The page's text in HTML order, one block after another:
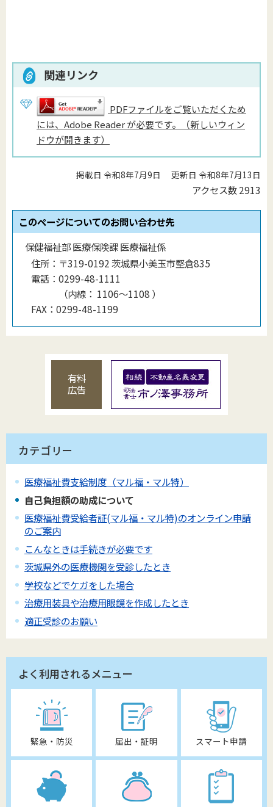
関連リンク
PDFファイルをご覧いただくため
には、Adobe Reader が必要です。（新しいウィン
ドウが開きます）
掲載日 令和8年7月9日 更新日 令和8年7月13日
アクセス数2913
このページについてのお問い合わせ先
保健福祉部 医療保険課 医療福祉係
住所： 〒319-0192 茨城県小美玉市堅倉835
電話： 0299-48-1111
（内線 ： 1106～1108 ）
FAX： 0299-48-1199
有料
広告
カテゴリー
医療福祉費支給制度（マル福・マル特）
自己負担額の助成について
医療福祉費受給者証(マル福・マル特)のオンライン申請
のご案内
こんなときは手続きが必要です
茨城県外の医療機関を受診したとき
学校などでケガをした場合
治療用装具や治療用眼鏡を作成したとき
適正受診のお願い
よく利用されるメニュー
緊急・防災 届出・証明 スマート申請